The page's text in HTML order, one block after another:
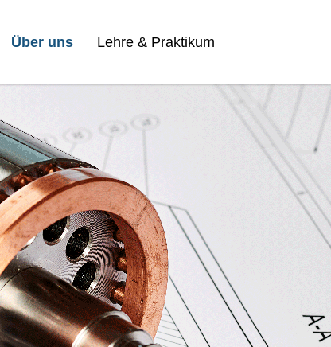
Über uns Lehre & Praktikum